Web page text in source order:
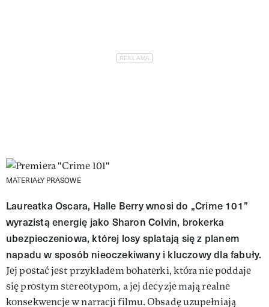
MATERIAŁY PRASOWE
Laureatka Oscara, Halle Berry wnosi do „Crime 101”
wyrazistą energię jako Sharon Colvin, brokerka
ubezpieczeniowa, której losy splatają się z planem
napadu w sposób nieoczekiwany i kluczowy dla fabuły.
Jej postać jest przykładem bohaterki, która nie poddaje
się prostym stereotypom, a jej decyzje mają realne
konsekwencje w narracji filmu. Obsadę uzupełniają